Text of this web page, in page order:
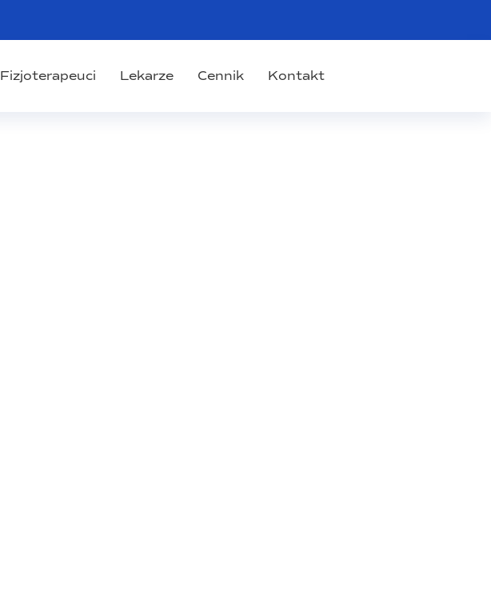
Fizjoterapeuci Lekarze Cennik Kontakt